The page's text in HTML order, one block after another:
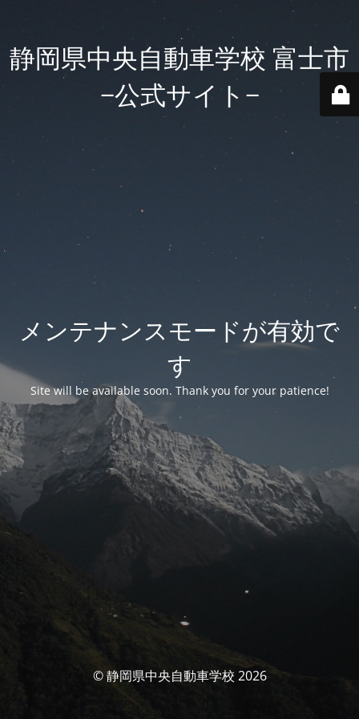
静岡県中央自動車学校 富士市
−公式サイト−
メンテナンスモードが有効で
す
Site will be available soon. Thank you for your patience!
© 静岡県中央自動車学校 2026